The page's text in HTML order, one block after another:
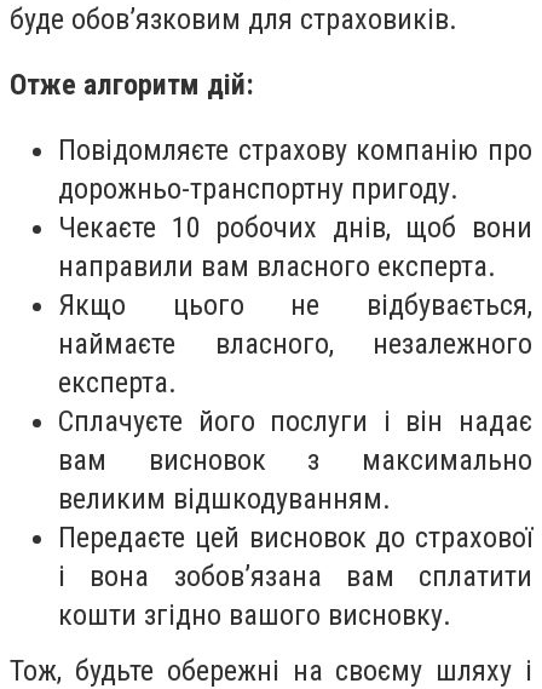
буде обов’язковим для страховиків.
Отже алгоритм дій:
Повідомляєте страхову компанію про
дорожньо-транспортну пригоду.
Чекаєте 10 робочих днів, щоб вони
направили вам власного експерта.
Якщо цього не відбувається,
наймаєте власного, незалежного
експерта.
Сплачуєте його послуги і він надає
вам висновок з максимально
великим відшкодуванням.
Передаєте цей висновок до страхової
і вона зобов’язана вам сплатити
кошти згідно вашого висновку.
Тож, будьте обережні на своєму шляху і